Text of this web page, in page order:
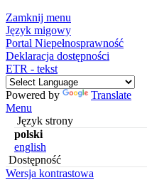
Zamknij menu
Język migowy
Portal Niepełnosprawność
Deklaracja dostępności
ETR - tekst
Powered by
Translate
Menu
Język strony
polski
english
Dostępność
Wersja kontrastowa